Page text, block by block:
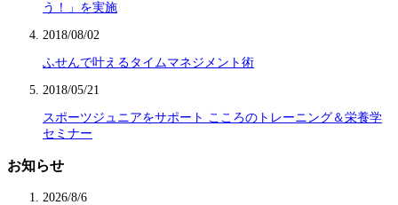
う！」を実施
2018/08/02
ふせんで叶えるタイムマネジメント術
2018/05/21
スポーツジュニアをサポート こころのトレーニング＆栄養学
セミナー
お知らせ
2026/8/6